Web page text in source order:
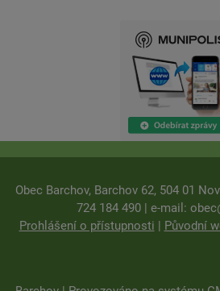
Obec Barchov, Barchov 62, 504 01
724 184 490 | e-mail:
Prohlášení o přístupnosti | Původní